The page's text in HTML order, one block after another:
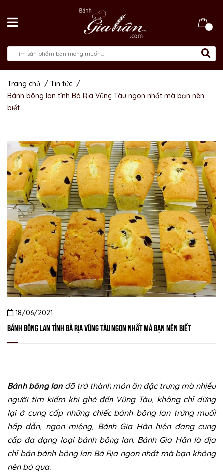
Trang chủ / Tin tức /
Bánh bông lan tỉnh Bà Rịa Vũng Tàu ngon nhất mà bạn nên
biết
18/06/2021
Bánh bông lan tỉnh Bà Rịa Vũng Tàu ngon nhất mà bạn nên biết
Bánh bông lan đã trở thành món ăn đặc trưng mà nhiều
người tìm kiếm khi ghé đến Vũng Tàu, không chỉ dừng
lại ở cung cấp những chiếc bánh bông lan trứng muối
hấp dẫn, ngon miệng, Bánh Gia Hân hiện đang cung
cấp đa dạng loại bánh bông lan. Bánh Gia Hân là địa
chỉ bán bánh bông lan Bà Rịa ngon nhất mà bạn không
nên bỏ qua.